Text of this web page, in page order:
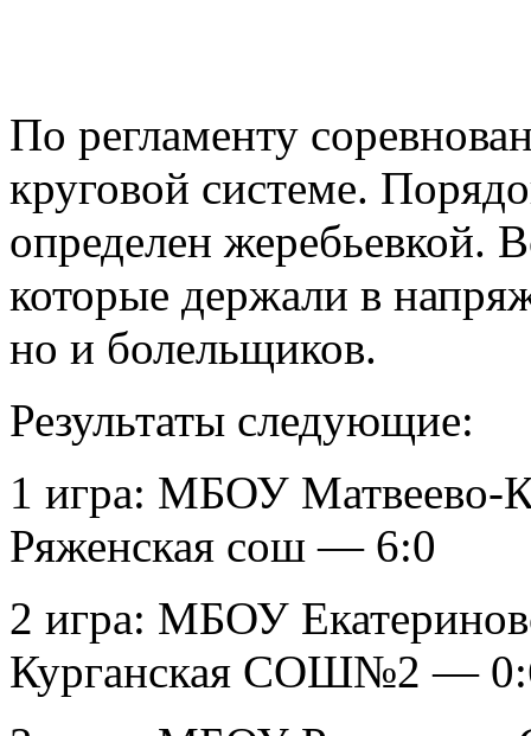
По регламенту
круговой системе.
определен жеребьевкой.
которые держали в
но и болельщиков.
Результаты следующие:
1 игра: МБОУ
Ряженская сош — 6:0
2 игра: МБОУ
Курганская СОШ№2 —